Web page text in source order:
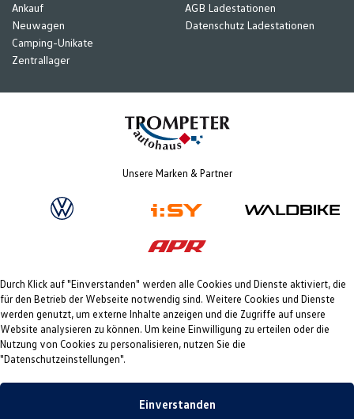
Ankauf
Neuwagen
Camping-Unikate
Zentrallager
AGB Ladestationen
Datenschutz Ladestationen
Unsere Marken & Partner
Durch Klick auf "Einverstanden" werden alle Cookies und Dienste aktiviert, die
für den Betrieb der Webseite notwendig sind. Weitere Cookies und Dienste
werden genutzt, um externe Inhalte anzeigen und die Zugriffe auf unsere
Website analysieren zu können. Um keine Einwilligung zu erteilen oder die
Nutzung von Cookies zu personalisieren, nutzen Sie die
"Datenschutzeinstellungen".
Einverstanden